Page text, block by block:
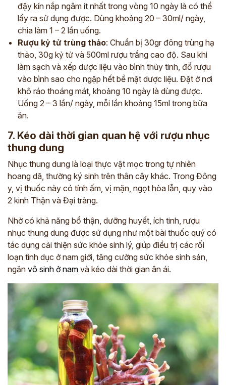
đậy kín nắp ngâm ít nhất trong vòng 10 ngày là có thể
lấy ra sử dụng được. Dùng khoảng 20 – 30ml/ ngày,
chia làm 1 – 2 lần uống.
Rượu kỷ tử trùng thảo: Chuẩn bị 30gr đông trùng hạ
thảo, 30g kỷ tử và 500ml rượu trắng cao độ. Sau khi
làm sạch và xếp dược liệu vào bình thủy tinh, đổ rượu
vào bình sao cho ngập hết bề mặt dược liệu. Đặt ở nơi
khô ráo thoáng mát, khoảng 10 ngày là dùng được.
Uống 2 – 3 lần/ ngày, mỗi lần khoảng 15ml trong bữa
ăn.
7. Kéo dài thời gian quan hệ với rượu nhục
thung dung
Nhục thung dung là loại thực vật mọc trong tự nhiên
hoang dã, thường ký sinh trên thân cây khác. Trong Đông
y, vị thuốc này có tính ấm, vị mặn, ngọt hòa lẫn, quy vào
2 kinh Thận và Đại tràng.
Nhờ có khả năng bổ thận, dưỡng huyết, ích tinh, rượu
nhục thung dung được sử dụng như một bài thuốc quý có
tác dụng cải thiện sức khỏe sinh lý, giúp điều trị các rối
loạn tình dục ở nam giới, tăng cường sức khỏe sinh sản,
ngăn vô sinh ở nam và kéo dài thời gian ân ái.